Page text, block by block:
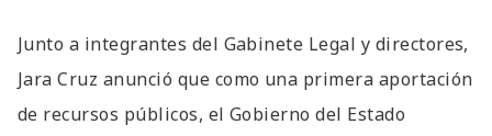
Junto a integrantes del Gabinete Legal y directores,
Jara Cruz anunció que como una primera aportación
de recursos públicos, el Gobierno del Estado